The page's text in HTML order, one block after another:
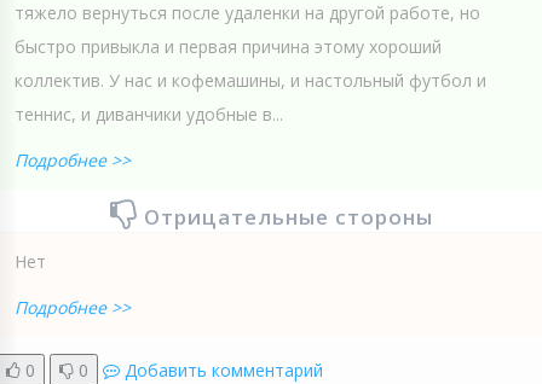
тяжело вернуться после удаленки на другой работе, но
быстро привыкла и первая причина этому хороший
коллектив. У нас и кофемашины, и настольный футбол и
теннис, и диванчики удобные в...
Подробнее >>
Отрицательные стороны
Нет
Подробнее >>
0 0 Добавить комментарий